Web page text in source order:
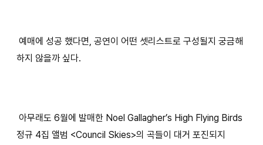
예매에 성공 했다면, 공연이 어떤 셋리스트로 구성될지 궁금해
하지 않을까 싶다.
아무래도 6월에 발매한 Noel Gallagher’s High Flying Birds
정규 4집 앨범 <Council Skies>의 곡들이 대거 포진되지